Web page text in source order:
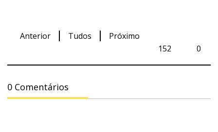
Anterior Tudos
Próximo
0
152
0 Comentários